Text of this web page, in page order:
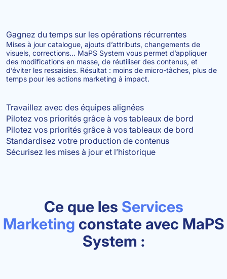
Gagnez du temps sur les opérations récurrentes
Mises à jour catalogue, ajouts d’attributs, changements de
visuels, corrections… MaPS System vous permet d’appliquer
des modifications en masse, de réutiliser des contenus, et
d’éviter les ressaisies. Résultat : moins de micro-tâches, plus de
temps pour les actions marketing à impact.
Travaillez avec des équipes alignées
Pilotez vos priorités grâce à vos tableaux de bord
Pilotez vos priorités grâce à vos tableaux de bord
Standardisez votre production de contenus
Sécurisez les mises à jour et l’historique
Ce que les Services
Marketing constate avec MaPS
System :